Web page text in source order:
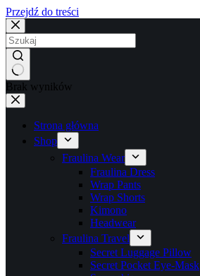
Przejdź do treści
Brak wyników
Strona główna
Shop
Fraulina Wear
Fraulina Dress
Wrap Pants
Wrap Shorts
Kimono
Headwear
Fraulina Travel
Secret Luggage Pillow
Secret Pocket Eye-Mask